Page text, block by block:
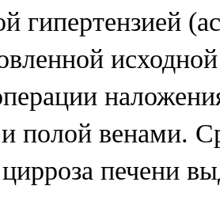
гипертензией
полой венами.
печени